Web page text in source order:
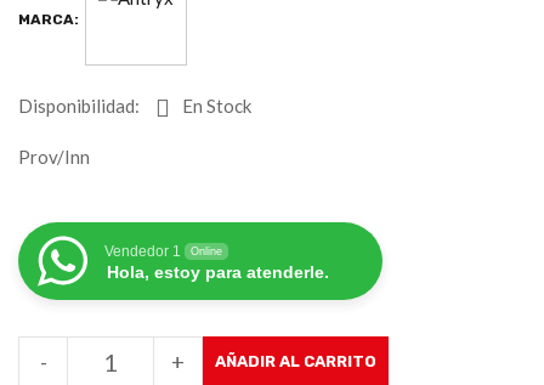
MARCA:
Disponibilidad: En Stock
Prov/Inn
Vendedor 1 Online
Hola, estoy para atenderle.
+
- AÑADIR AL CARRITO